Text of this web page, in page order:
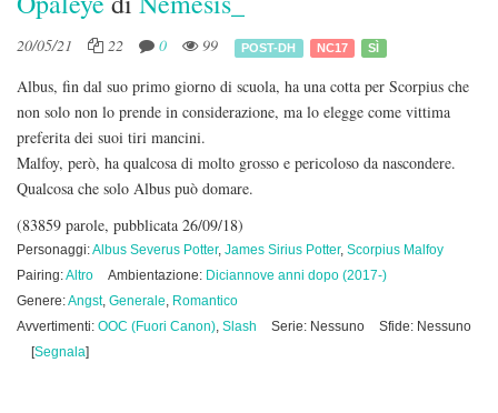
20/05/21 22 0 99 POST-DH NC17 SÌ
Albus, fin dal suo primo giorno di scuola, ha una cotta per Scorpius che
non solo non lo prende in considerazione, ma lo elegge come vittima
preferita dei suoi tiri mancini.
Malfoy, però, ha qualcosa di molto grosso e pericoloso da nascondere.
Qualcosa che solo Albus può domare.
(83859 parole, pubblicata 26/09/18)
Personaggi:Albus Severus Potter, James Sirius Potter, Scorpius Malfoy
Pairing:Altro Ambientazione: Diciannove anni dopo (2017-)
Genere:Angst, Generale, Romantico
Avvertimenti: OOC (Fuori Canon), Slash Serie: Nessuno
Sfide: Nessuno
[Segnala]